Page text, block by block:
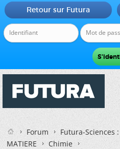
Retour sur Futura
Forum
Futura-Sciences
MATIERE
Chimie